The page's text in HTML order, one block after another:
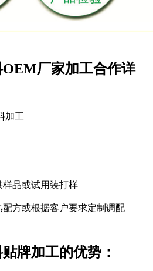
OEM厂家加工合作详
加工
样品或试用装打样
配方或根据客户要求定制调配
牌加工的优势：